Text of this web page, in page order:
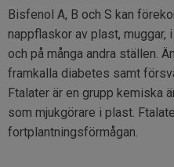
Bisfenol A, B och S kan
nappflaskor av plast, muggar,
och på många andra ställen.
framkalla diabetes samt
Ftalater är en grupp kemiska
som mjukgörare i plast.
fortplantningsförmågan.